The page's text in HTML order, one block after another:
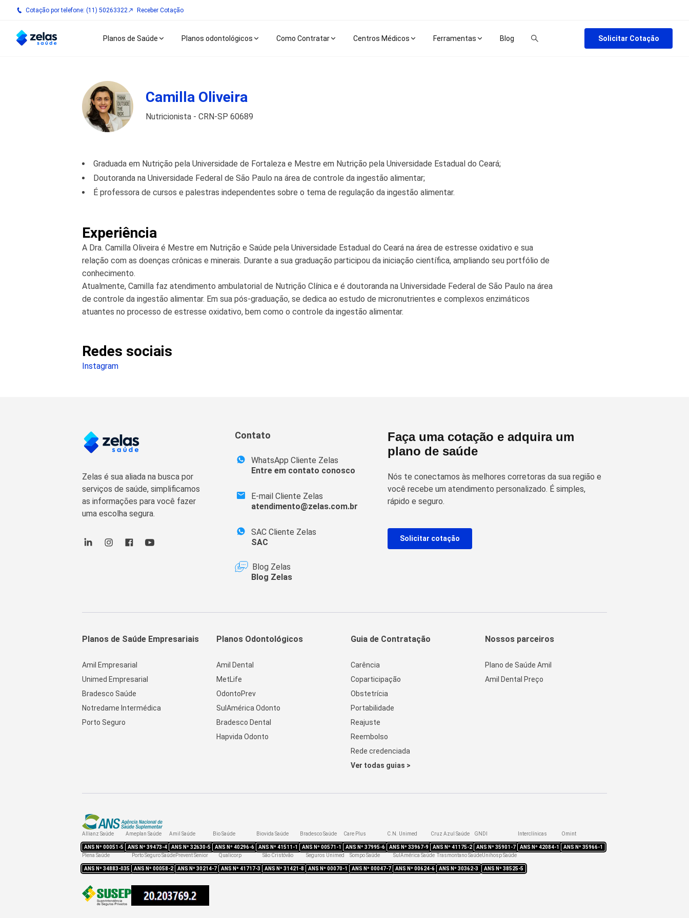
Cotação por telefone: (11) 50263322 Receber Cotação
Planos de Saúde Planos odontológicos Como Contratar Centros Médicos Ferramentas Blog Solicitar Cotação
Camilla Oliveira
Nutricionista - CRN-SP 60689
Graduada em Nutrição pela Universidade de Fortaleza e Mestre em Nutrição pela Universidade Estadual do Ceará;
Doutoranda na Universidade Federal de São Paulo na área de controle da ingestão alimentar;
É professora de cursos e palestras independentes sobre o tema de regulação da ingestão alimentar.
Experiência
A Dra. Camilla Oliveira é Mestre em Nutrição e Saúde pela Universidade Estadual do Ceará na área de estresse oxidativo e sua
relação com as doenças crônicas e minerais. Durante a sua graduação participou da iniciação científica, ampliando seu portfólio de
conhecimento.
Atualmente, Camilla faz atendimento ambulatorial de Nutrição Clínica e é doutoranda na Universidade Federal de São Paulo na área
de controle da ingestão alimentar. Em sua pós-graduação, se dedica ao estudo de micronutrientes e complexos enzimáticos
atuantes no processo de estresse oxidativo, bem como o controle da ingestão alimentar.
Redes sociais
Instagram
Zelas é sua aliada na busca por
serviços de saúde, simplificamos
as informações para você fazer
uma escolha segura.
Contato
WhatsApp Cliente Zelas
Entre em contato conosco
E-mail Cliente Zelas
atendimento@zelas.com.br
SAC Cliente Zelas
SAC
Blog Zelas
Blog Zelas
Faça uma cotação e adquira um
plano de saúde
Nós te conectamos às melhores corretoras da sua região e
você recebe um atendimento personalizado. É simples,
rápido e seguro.
Solicitar cotação
Planos de Saúde Empresariais
Amil Empresarial
Unimed Empresarial
Bradesco Saúde
Notredame Intermédica
Porto Seguro
Planos Odontológicos
Amil Dental
MetLife
OdontoPrev
SulAmérica Odonto
Bradesco Dental
Hapvida Odonto
Guia de Contratação
Carência
Coparticipação
Obstetrícia
Portabilidade
Reajuste
Reembolso
Rede credenciada
Ver todas guias >
Nossos parceiros
Plano de Saúde Amil
Amil Dental Preço
Allianz Saúde
ANS Nº 00051-5
Ameplan Saúde
ANS Nº 39473-4
Amil Saúde
ANS Nº 32630-5
Bio Saúde
ANS Nº 40296-6
Biovida Saúde
ANS Nº 41511-1
Bradesco Saúde
ANS Nº 00571-1
Care Plus
ANS Nº 37995-6
C.N. Unimed
ANS Nº 33967-9
Cruz Azul Saúde
ANS Nº 41175-2
GNDI
ANS Nº 35901-7
Interclínicas
ANS Nº 42084-1
Omint
ANS Nº 35966-1
Plena Saúde
ANS Nº 34883-035
Porto Seguro Saúde
ANS Nº 00058-2
Prevent Senior
ANS Nº 30214-7
Qualicorp
ANS Nº 41717-3
São Cristóvão
ANS Nº 31421-8
Seguros Unimed
ANS Nº 00070-1
Sompo Saúde
ANS Nº 00047-7
SulAmérica Saúde
ANS Nº 00624-6
Trasmontano Saúde
ANS Nº 30362-3
Unihosp Saúde
ANS Nº 38525-5